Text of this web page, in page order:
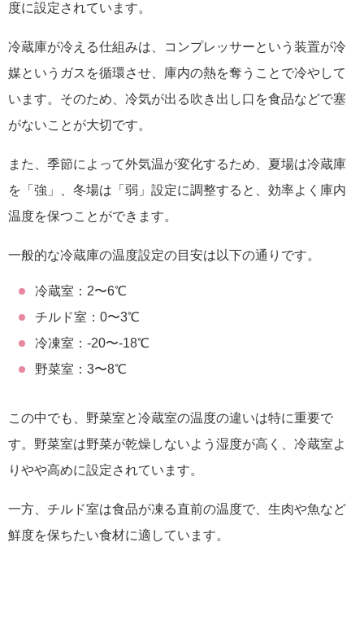
度に設定されています。
冷蔵庫が冷える仕組みは、コンプレッサーという装置が冷
媒というガスを循環させ、庫内の熱を奪うことで冷やして
います。そのため、冷気が出る吹き出し口を食品などで塞
がないことが大切です。
また、季節によって外気温が変化するため、夏場は冷蔵庫
を「強」、冬場は「弱」設定に調整すると、効率よく庫内
温度を保つことができます。
一般的な冷蔵庫の温度設定の目安は以下の通りです。
冷蔵室：2〜6℃
チルド室：0〜3℃
冷凍室：-20〜-18℃
野菜室：3〜8℃
この中でも、野菜室と冷蔵室の温度の違いは特に重要で
す。野菜室は野菜が乾燥しないよう湿度が高く、冷蔵室よ
りやや高めに設定されています。
一方、チルド室は食品が凍る直前の温度で、生肉や魚など
鮮度を保ちたい食材に適しています。